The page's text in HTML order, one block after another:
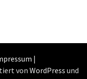
|
von WordPress und